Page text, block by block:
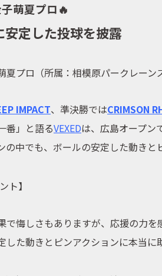
萌夏プロ🔥
安定した投球を披露
夏プロ（所属：相模原パークレーン
IMPACT、準決勝ではCRIMSON
番」と語るVEXEDは、広島オープン
の中でも、ボールの安定した動き
ト】
で悔しさもありますが、応援の力を
した動きとピンアクションに本当